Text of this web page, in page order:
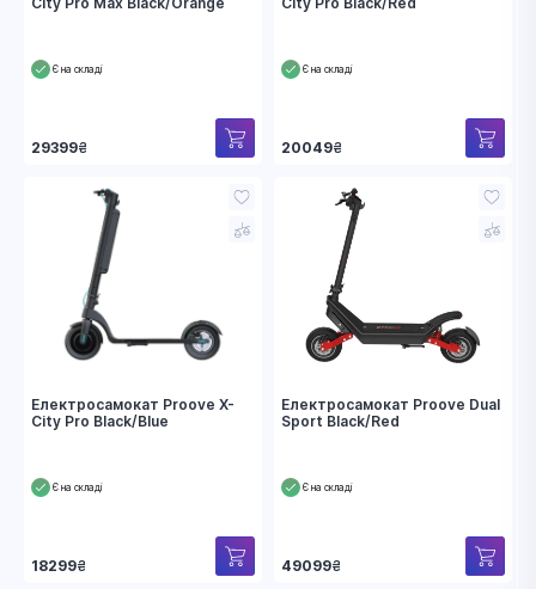
Є на складі
29399₴
Є на складі
20049₴
Електросамокат Proove X-
City Pro Black/Blue
Є на складі
18299₴
Електросамокат Proove Dual
Sport Black/Red
Є на складі
49099₴